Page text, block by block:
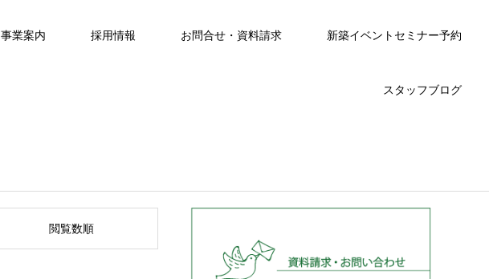
事業案内 採用情報 お問合せ・資料請求 新築イベントセミナー予約
スタッフブログ
閲覧数順